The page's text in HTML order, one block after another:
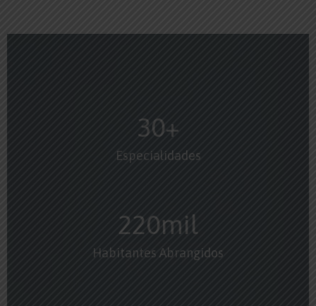
30+
Especialidades
220mil
Habitantes Abrangidos